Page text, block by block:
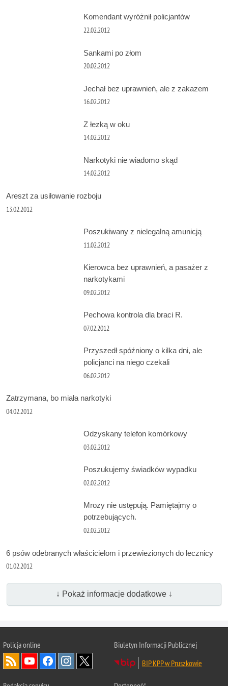
Komendant wyróżnił policjantów
22.02.2012
Sankami po złom
20.02.2012
Jechał bez uprawnień, ale z zakazem
16.02.2012
Z łezką w oku
14.02.2012
Narkotyki nie wiadomo skąd
14.02.2012
Areszt za usiłowanie rozboju
13.02.2012
Poszukiwany z nielegalną amunicją
11.02.2012
Kierowca bez uprawnień, a pasażer z
narkotykami
09.02.2012
Pechowa kontrola dla braci R.
07.02.2012
Przyszedł spóźniony o kilka dni, ale
policjanci na niego czekali
06.02.2012
Zatrzymana, bo miała narkotyki
04.02.2012
Odzyskany telefon komórkowy
03.02.2012
Poszukujemy świadków wypadku
02.02.2012
Mrozy nie ustępują. Pamiętajmy o
potrzebujących.
02.02.2012
6 psów odebranych właścicielom i przewiezionych do lecznicy
01.02.2012
↓ Pokaż informacje dodatkowe ↓
Policja online
Biuletyn Informacji Publicznej
BIP KPP w Pruszkowie